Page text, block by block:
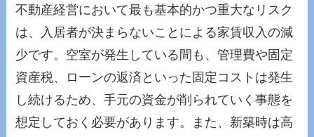
不動産経営において最も基本的かつ重大なリスク
は、入居者が決まらないことによる家賃収入の減
少です。空室が発生している間も、管理費や固定
資産税、ローンの返済といった固定コストは発生
し続けるため、手元の資金が削られていく事態を
想定しておく必要があります。また、新築時は高